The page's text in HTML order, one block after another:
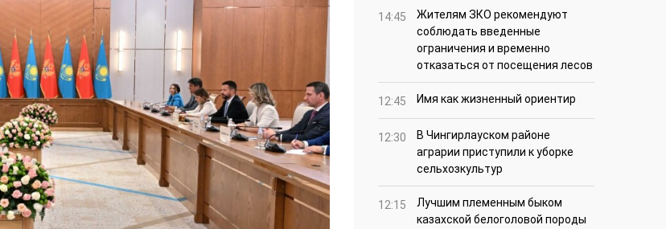
14:45
Жителям ЗКО рекомендуют
соблюдать введенные
ограничения и временно
отказаться от посещения лесов
12:45 Имя как жизненный ориентир
12:30
В Чингирлауском районе
аграрии приступили к уборке
сельхозкультур
12:15
Лучшим племенным быком
казахской белоголовой породы